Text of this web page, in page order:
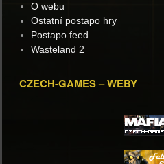
O webu
Ostatní postapo hry
Postapo feed
Wasteland 2
CZECH-GAMES – WEBY